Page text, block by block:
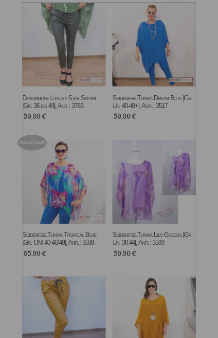
Designhose Luxury Star Safari
|Gr. 36 bis 48|, Anr.: 3783
59,90€
SeidenfeelTunika Dream Blue |Gr.
Uni 40-48+|, Anr.: 3517
59,90€
Ausverkauft
SeidenfeelTunika Tropical Blue
|Gr. UNI 40-46/48|, Anr.: 3588
65,90€
SeidenfeelTunika Lilo Golden |Gr.
Uni 38-44|, Anr.: 3589
59,90€